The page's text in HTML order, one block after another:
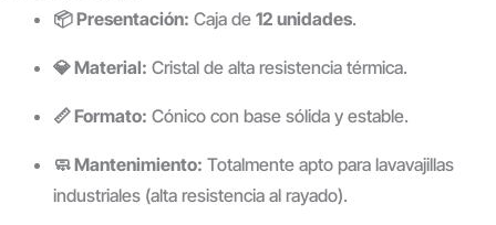
📦 Presentación: Caja de 12 unidades.
💎 Material: Cristal de alta resistencia térmica.
📏 Formato: Cónico con base sólida y estable.
🧼 Mantenimiento: Totalmente apto para lavavajillas
industriales (alta resistencia al rayado).